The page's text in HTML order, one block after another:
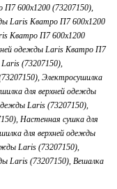
П7 600x1200 (73207150),
Laris Кватро П7 600x1200
Кватро П7 600x1200
одежды Laris Кватро П7
(73207150),
Электросушилка
для верхней одежды
Laris (73207150),
Настенная сушка для
для верхней одежды
Laris (73207150),
Laris (73207150), Вешалка